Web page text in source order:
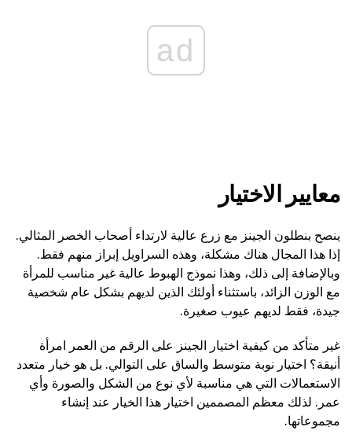
ad
معايير الاختيار
ينصح بنطلون الجينز مع زرع عالية لارتداء أصحاب الخصر المثالي.
إذا هذا المجال هناك مشكلة، وهذه السراويل إبراز منهم فقط.
وبالإضافة إلى ذلك، وهذا نموذج الهبوط عالية غير مناسب للمرأة
مع الوزن الزائد، باستثناء أولئك الذين لديهم بشكل عام شخصية
جيدة، فقط لديهم عيوب صغيرة.
غير متأكد من كيفية اختيار الجينز على الرقم من العمر امرأة
أنيقة؟ اختيار نوبة متوسط والساق على التوالي. بل هو خيار متعدد
الاستعمالات التي هي مناسبة لأي نوع من الشكل والصورة وأي
عمر. لذلك معظم المصممين اختيار هذا الخيار عند إنشاء
مجموعاتها.